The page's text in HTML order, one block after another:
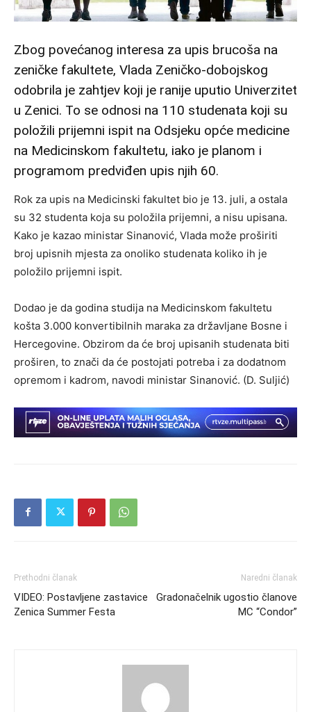
Zbog povećanog interesa za upis brucoša na
zeničke fakultete, Vlada Zeničko-dobojskog
odobrila je zahtjev koji je ranije uputio Univerzitet
u Zenici. To se odnosi na 110 studenata koji su
položili prijemni ispit na Odsjeku opće medicine
na Medicinskom fakultetu, iako je planom i
programom predviđen upis njih 60.
Rok za upis na Medicinski fakultet bio je 13. juli, a ostala
su 32 studenta koja su položila prijemni, a nisu upisana.
Kako je kazao ministar Sinanović, Vlada može proširiti
broj upisnih mjesta za onoliko studenata koliko ih je
položilo prijemni ispit.
Dodao je da godina studija na Medicinskom fakultetu
košta 3.000 konvertibilnih maraka za državljane Bosne i
Hercegovine. Obzirom da će broj upisanih studenata biti
proširen, to znači da će postojati potreba i za dodatnom
opremom i kadrom, navodi ministar Sinanović. (D. Suljić)
Prethodni članak
VIDEO: Postavljene zastavice
Zenica Summer Festa
Naredni članak
Gradonačelnik ugostio članove
MC “Condor”